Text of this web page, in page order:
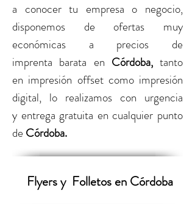
a conocer tu empresa o negocio,
disponemos de ofertas muy
económicas a precios de
imprenta barata en Córdoba, tanto
en impresión offset como impresión
digital, lo realizamos con urgencia
y entrega gratuita en cualquier punto
de Córdoba.
Flyers y Folletos en Córdoba